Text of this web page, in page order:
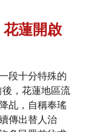
蓮開啟
段十分特殊的
，花蓮地區流
乩，自稱奉瑤
傳出替人治